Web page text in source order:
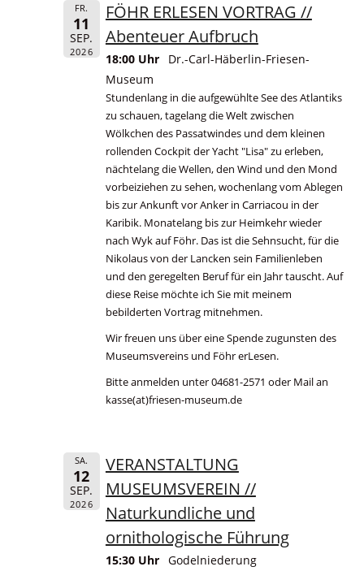
FR.
11
SEP.
2026
FÖHR ERLESEN VORTRAG //
Abenteuer Aufbruch
18:00 Uhr
Dr.-Carl-Häberlin-Friesen-
Museum
Stundenlang in die aufgewühlte See des Atlantiks
zu schauen, tagelang die Welt zwischen
Wölkchen des Passatwindes und dem kleinen
rollenden Cockpit der Yacht "Lisa" zu erleben,
nächtelang die Wellen, den Wind und den Mond
vorbeiziehen zu sehen, wochenlang vom Ablegen
bis zur Ankunft vor Anker in Carriacou in der
Karibik. Monatelang bis zur Heimkehr wieder
nach Wyk auf Föhr. Das ist die Sehnsucht, für die
Nikolaus von der Lancken sein Familienleben
und den geregelten Beruf für ein Jahr tauscht. Auf
diese Reise möchte ich Sie mit meinem
bebilderten Vortrag mitnehmen.
Wir freuen uns über eine Spende zugunsten des
Museumsvereins und Föhr erLesen.
Bitte anmelden unter 04681-2571 oder Mail an
kasse(at)friesen-museum.de
SA.
12
SEP.
2026
VERANSTALTUNG
MUSEUMSVEREIN //
Naturkundliche und
ornithologische Führung
15:30 Uhr Godelniederung